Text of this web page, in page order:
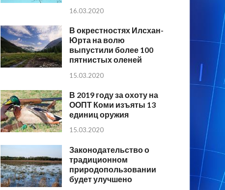
16.03.2020
В окрестностях Илсхан-
Юрта на волю
выпустили более 100
пятнистых оленей
15.03.2020
В 2019 году за охоту на
ООПТ Коми изъяты 13
единиц оружия
15.03.2020
Законодательство о
традиционном
природопользовании
будет улучшено